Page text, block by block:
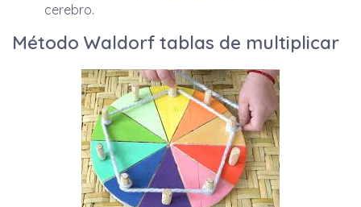
cerebro.
Método Waldorf tablas de multiplicar